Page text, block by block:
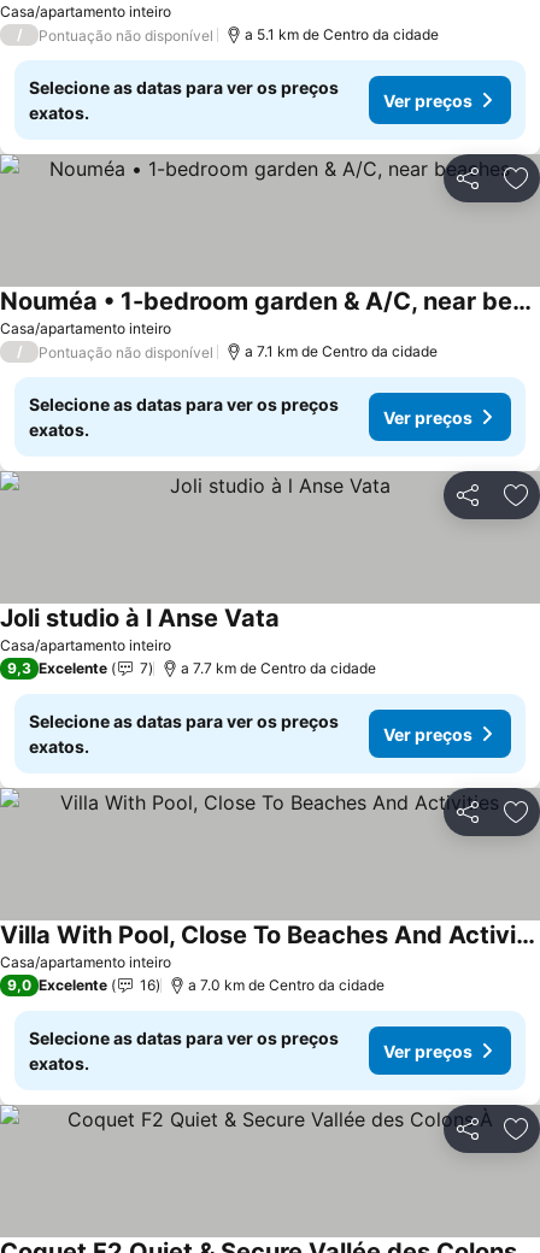
Casa/apartamento inteiro
/ Pontuação não disponível a 5.1 km de Centro da cidade
Selecione as datas para ver os preços
exatos.
Ver preços
Partilhar
Casa/apartamento inteiro
Nouméa • 1-bedroom garden & A/C, near beaches
Ver preços
/ Pontuação não disponível a 7.1 km de Centro da cidade
Selecione as datas para ver os preços
exatos.
Ver preços
Partilhar
Casa/apartamento inteiro
Joli studio à l Anse Vata
9,3 Excelente 7 a 7.7 km de Centro da cidade
Selecione as datas para ver os preços
exatos.
Ver preços
Partilhar
Casa/apartamento inteiro
Villa With Pool, Close To Beaches And Activities
Ver preços
9,0 Excelente 16 a 7.0 km de Centro da cidade
Selecione as datas para ver os preços
exatos.
Ver preços
Partilhar